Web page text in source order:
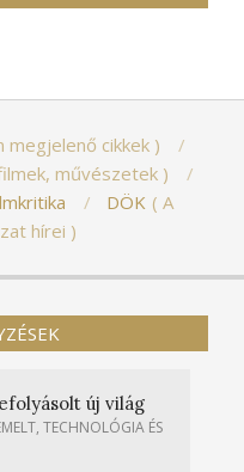
megjelenő cikkek
művészetek
DÖK
A
hírei
új világ
, TECHNOLÓGIA ÉS